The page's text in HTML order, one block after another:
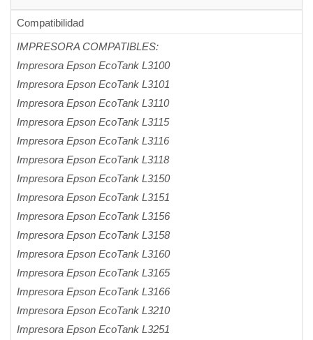
Compatibilidad
IMPRESORA COMPATIBLES:
Impresora Epson EcoTank L3100
Impresora Epson EcoTank L3101
Impresora Epson EcoTank L3110
Impresora Epson EcoTank L3115
Impresora Epson EcoTank L3116
Impresora Epson EcoTank L3118
Impresora Epson EcoTank L3150
Impresora Epson EcoTank L3151
Impresora Epson EcoTank L3156
Impresora Epson EcoTank L3158
Impresora Epson EcoTank L3160
Impresora Epson EcoTank L3165
Impresora Epson EcoTank L3166
Impresora Epson EcoTank L3210
Impresora Epson EcoTank L3251